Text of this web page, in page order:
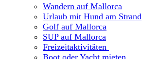
Wandern auf Mallorca
Urlaub mit Hund am Strand
Golf auf Mallorca
SUP auf Mallorca
Freizeitaktivitäten
Boot oder Yacht mieten